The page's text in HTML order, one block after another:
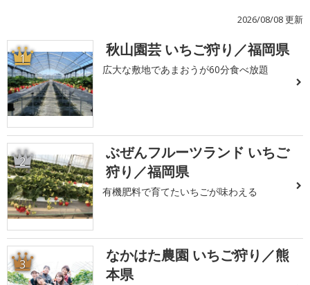
2026/08/08 更新
1 秋山園芸 いちご狩り／福岡県
広大な敷地であまおうが60分食べ放題
2
ぶぜんフルーツランド いちご
狩り／福岡県
有機肥料で育てたいちごが味わえる
3
なかはた農園 いちご狩り／熊
本県